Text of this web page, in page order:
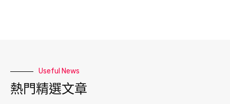
Useful News
熱門精選文章